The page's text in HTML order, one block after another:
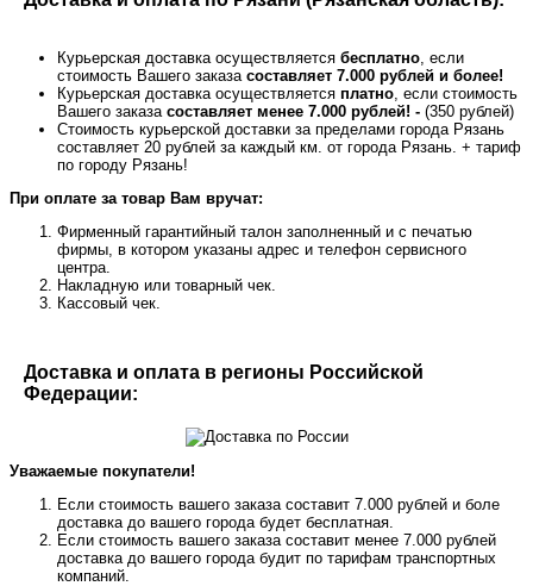
Курьерская доставка осуществляется бесплатно , если
стоимость Вашего заказа составляет 7.000 рублей и более!
Курьерская доставка осуществляется платно , если стоимость
Вашего заказа составляет менее 7.000 рублей! - (350 рублей)
Стоимость курьерской доставки за пределами города Рязань
составляет 20 рублей за каждый км. от города Рязань. + тариф
по городу Рязань!
При оплате за товар Вам вручат:
Фирменный гарантийный талон заполненный и с печатью
фирмы, в котором указаны адрес и телефон сервисного
центра.
Накладную или товарный чек.
Кассовый чек.
Доставка и оплата в регионы Российской
Федерации:
Уважаемые покупатели!
Если стоимость вашего заказа составит 7.000 рублей и боле
доставка до вашего города будет бесплатная.
Если стоимость вашего заказа составит менее 7.000 рублей
доставка до вашего города будит по тарифам транспортных
компаний.